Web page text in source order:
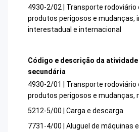
4930-2/02 | Transporte rodoviário
produtos perigosos e mudanças,
interestadual e internacional
Código e descrição da
secundária
4930-2/01 | Transporte rodoviário
produtos perigosos e mudanças,
5212-5/00 | Carga e descarga
7731-4/00 | Aluguel de máquinas